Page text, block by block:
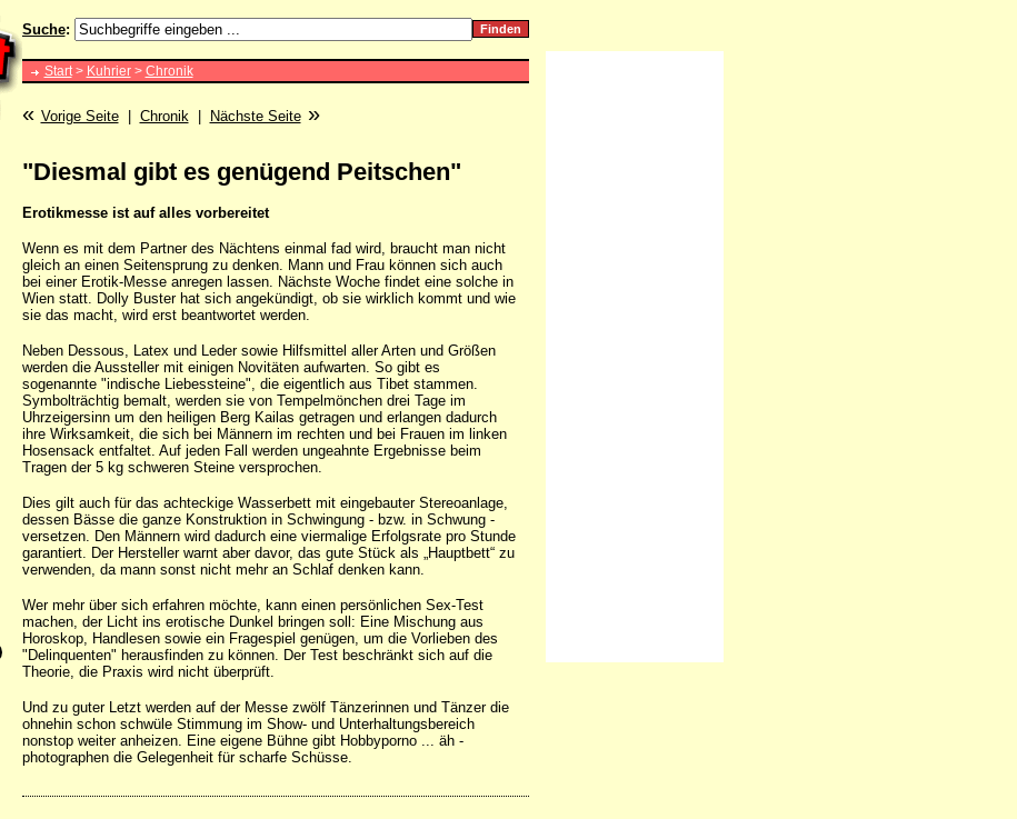
Suche:
Start > Kuhrier > Chronik
« Vorige Seite Chronik Nächste Seite»
"Diesmal gibt es genügend Peitschen"
Erotikmesse ist auf alles vorbereitet
Wenn es mit dem Partner des Nächtens einmal fad wird, braucht man nicht
gleich an einen Seitensprung zu denken. Mann und Frau können sich auch
bei einer Erotik-Messe anregen lassen. Nächste Woche findet eine solche in
Wien statt. Dolly Buster hat sich angekündigt, ob sie wirklich kommt und wie
sie das macht, wird erst beantwortet werden.
Neben Dessous, Latex und Leder sowie Hilfsmittel aller Arten und Größen
werden die Aussteller mit einigen Novitäten aufwarten. So gibt es
sogenannte "indische Liebessteine", die eigentlich aus Tibet stammen.
Symbolträchtig bemalt, werden sie von Tempelmönchen drei Tage im
Uhrzeigersinn um den heiligen Berg Kailas getragen und erlangen dadurch
ihre Wirksamkeit, die sich bei Männern im rechten und bei Frauen im linken
Hosensack entfaltet. Auf jeden Fall werden ungeahnte Ergebnisse beim
Tragen der 5 kg schweren Steine versprochen.
Dies gilt auch für das achteckige Wasserbett mit eingebauter Stereoanlage,
dessen Bässe die ganze Konstruktion in Schwingung - bzw. in Schwung -
versetzen. Den Männern wird dadurch eine viermalige Erfolgsrate pro Stunde
garantiert. Der Hersteller warnt aber davor, das gute Stück als „Hauptbett“ zu
verwenden, da mann sonst nicht mehr an Schlaf denken kann.
Wer mehr über sich erfahren möchte, kann einen persönlichen Sex-Test
machen, der Licht ins erotische Dunkel bringen soll: Eine Mischung aus
Horoskop, Handlesen sowie ein Fragespiel genügen, um die Vorlieben des
"Delinquenten" herausfinden zu können. Der Test beschränkt sich auf die
Theorie, die Praxis wird nicht überprüft.
Und zu guter Letzt werden auf der Messe zwölf Tänzerinnen und Tänzer die
ohnehin schon schwüle Stimmung im Show- und Unterhaltungsbereich
nonstop weiter anheizen. Eine eigene Bühne gibt Hobbyporno ... äh -
photographen die Gelegenheit für scharfe Schüsse.